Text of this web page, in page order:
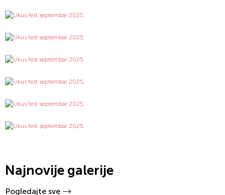
Najnovije galerije
Pogledajte sve